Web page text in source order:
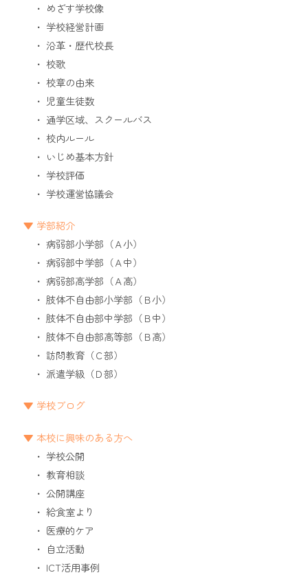
めざす学校像
学校経営計画
沿革・歴代校長
校歌
校章の由来
児童生徒数
通学区域、スクールバス
校内ルール
いじめ基本方針
学校評価
学校運営協議会
学部紹介
病弱部小学部（Ａ小）
病弱部中学部（Ａ中）
病弱部高学部（Ａ高）
肢体不自由部小学部（Ｂ小）
肢体不自由部中学部（Ｂ中）
肢体不自由部高等部（Ｂ高）
訪問教育（Ｃ部）
派遣学級（Ｄ部）
学校ブログ
本校に興味のある方へ
学校公開
教育相談
公開講座
給食室より
医療的ケア
自立活動
ICT活用事例